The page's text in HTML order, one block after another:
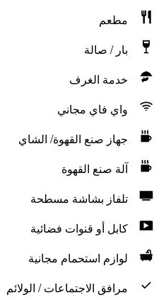
مطعم
بار / صالة
خدمة الغرف
واي فاي مجاني
جهاز صنع القهوة/ الشاي
آلة صنع القهوة
تلفاز بشاشة مسطحة
كابل أو قنوات فضائية
لوازم استحمام مجانية
مرافق الاجتماعات / الولائم